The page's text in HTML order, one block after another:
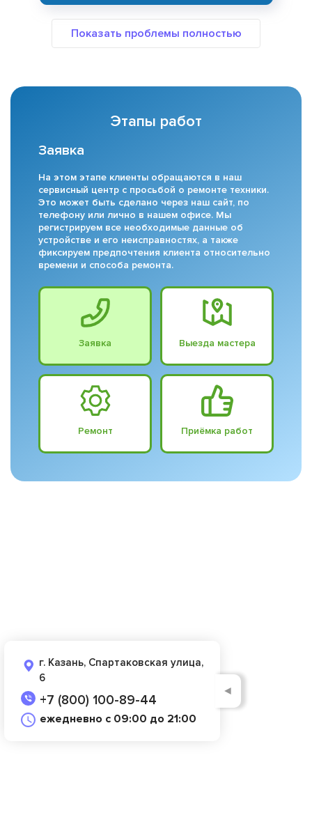
Этапы работ
Заявка
На этом этапе клиенты обращаются в наш
сервисный центр с просьбой о ремонте техники.
Это может быть сделано через наш сайт, по
телефону или лично в нашем офисе. Мы
регистрируем все необходимые данные об
устройстве и его неисправностях, а также
фиксируем предпочтения клиента относительно
времени и способа ремонта.
Заявка Выезда мастера
Ремонт Приёмка работ
г. Казань, Спартаковская улица,
6
+7 (800) 100-89-44
ежедневно с 09:00 до 21:00
◄